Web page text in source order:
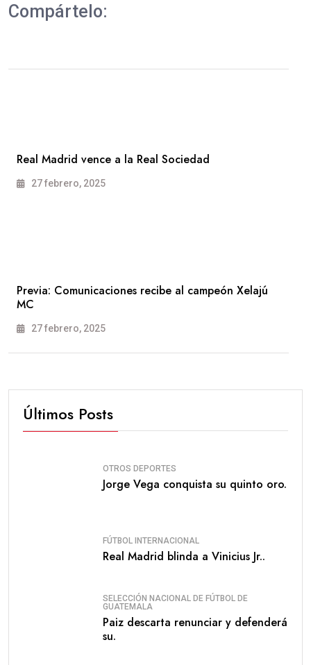
Compártelo:
Real Madrid vence a la Real Sociedad
27 febrero, 2025
Previa: Comunicaciones recibe al campeón Xelajú
MC
27 febrero, 2025
Últimos Posts
OTROS DEPORTES
Jorge Vega conquista su quinto oro.
FÚTBOL INTERNACIONAL
Real Madrid blinda a Vinicius Jr..
SELECCIÓN NACIONAL DE FÚTBOL DE
GUATEMALA
Paiz descarta renunciar y defenderá
su.